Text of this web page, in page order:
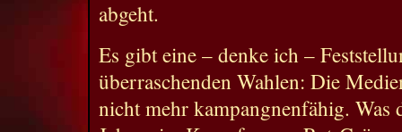
abgeht.
Es gibt eine – denke ich –
überraschenden Wahlen: Die
nicht mehr kampangnenfähig.